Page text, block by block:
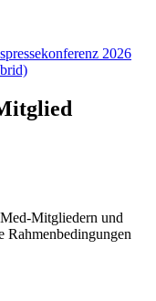
2026
Mitgliedern und
Rahmenbedingungen